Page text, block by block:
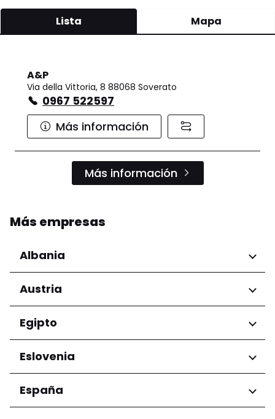
Lista Mapa
A&P
Via della Vittoria, 8 88068 Soverato
0967 522597
Más información
Más información
Más empresas
Albania
Regiones
Condado de Tirana
Austria
Regiones
Niederösterreich
Salzburg
Wien
Egipto
Regiones
Gobernación de El Cairo
Eslovenia
Regiones
Ljubljana
España